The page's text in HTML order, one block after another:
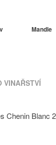
Mandle
VINAŘSTVÍ
Chenin Blanc